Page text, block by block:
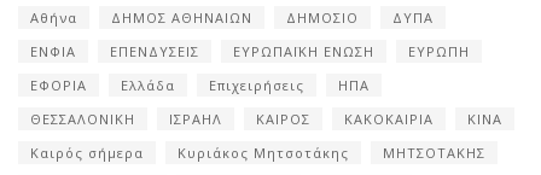
Αθήνα
ΔΗΜΟΣ ΑΘΗΝΑΙΩΝ ΔΗΜΟΣΙΟ
ΔΥΠΑ
ΕΝΦΙΑ
ΕΠΕΝΔΥΣΕΙΣ ΕΥΡΩΠΑΪΚΗ ΕΝΩΣΗ
ΕΥΡΩΠΗ
ΕΦΟΡΙΑ
Ελλάδα Επιχειρήσεις
ΗΠΑ
ΘΕΣΣΑΛΟΝΙΚΗ
ΙΣΡΑΗΛ ΚΑΙΡΟΣ ΚΑΚΟΚΑΙΡΙΑ
ΚΙΝΑ
Καιρός σήμερα
Κυριάκος Μητσοτάκης
ΜΗΤΣΟΤΑΚΗΣ